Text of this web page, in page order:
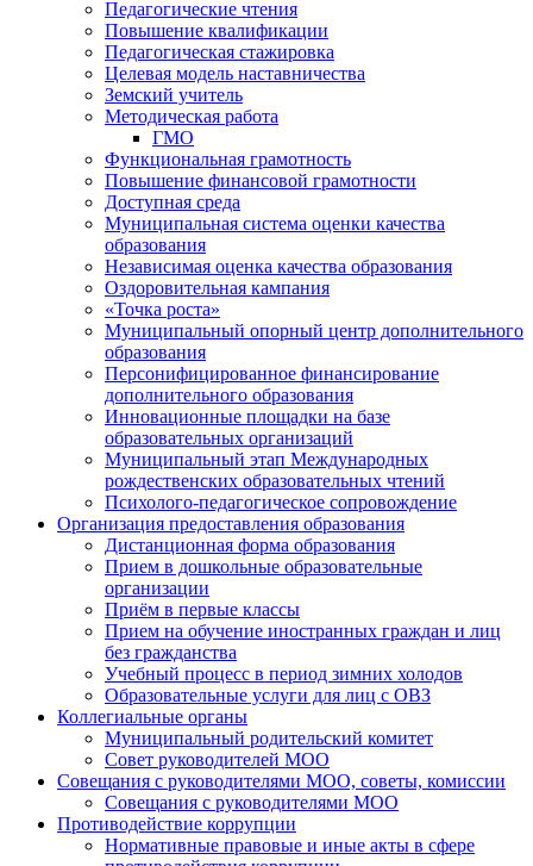
Педагогические чтения
Повышение квалификации
Педагогическая стажировка
Целевая модель наставничества
Земский учитель
Методическая работа
ГМО
Функциональная грамотность
Повышение финансовой грамотности
Доступная среда
Муниципальная система оценки качества
образования
Независимая оценка качества образования
Оздоровительная кампания
«Точка роста»
Муниципальный опорный центр дополнительного
образования
Персонифицированное финансирование
дополнительного образования
Инновационные площадки на базе
образовательных организаций
Муниципальный этап Международных
рождественских образовательных чтений
Психолого-педагогическое сопровождение
Организация предоставления образования
Дистанционная форма образования
Прием в дошкольные образовательные
организации
Приём в первые классы
Прием на обучение иностранных граждан и лиц
без гражданства
Учебный процесс в период зимних холодов
Образовательные услуги для лиц с ОВЗ
Коллегиальные органы
Муниципальный родительский комитет
Совет руководителей МОО
Совещания с руководителями МОО, советы, комиссии
Совещания с руководителями МОО
Противодействие коррупции
Нормативные правовые и иные акты в сфере